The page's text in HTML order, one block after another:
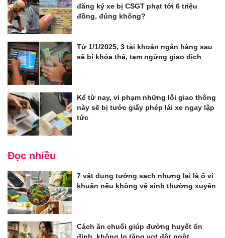
đăng ký xe bị CSGT phạt tới 6 triệu
đồng, đúng không?
Từ 1/1/2025, 3 tài khoản ngân hàng sau
sẽ bị khóa thẻ, tạm ngừng giao dịch
Kể từ nay, vi phạm những lỗi giao thông
này sẽ bị tước giấy phép lái xe ngay lập
tức
Đọc nhiều
7 vật dụng tưởng sạch nhưng lại là ổ vi
khuẩn nếu không vệ sinh thường xuyên
Cách ăn chuối giúp đường huyết ổn